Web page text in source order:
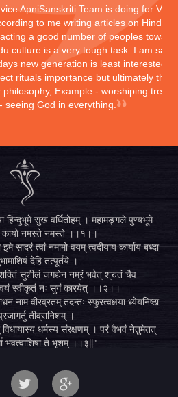
ApniSanskriti Team is doing for
to me writing articles on Hindu
a good number of peoples
culture is a very tough task. I am
new generation is least interested in
rituals importance but ultimately they
Example - worshiping trees,
seeing God in everything.
हिन्दुभूमे सुखं वर्धितोहम् । महामङ्गले पुण्यभूमे
कायो नमस्ते नमस्ते ।।१।।
सादरं त्वां नमामो वयम् त्वदीयाय कार्याय बध्दा
देहि तत्पूर्तये ।
सुशीलं जगद्येन नम्रं भवेत् श्रुतं चैव
स्वयं स्वीकृतं नः सुगं कारयेत् ।।२।।
नाम वीरव्रतम् तदन्तः स्फुरत्वक्षया ध्येयनिष्ठा
तीव्रानिशम् ।
विधायास्य धर्मस्य संरक्षणम् । परं वैभवं नेतुमेतत्
भवत्वाशिषा ते भृशम् ।।३||"